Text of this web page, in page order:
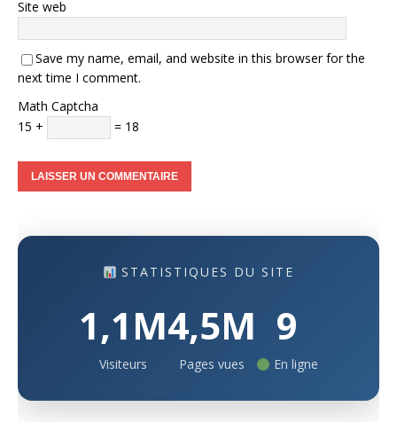
Site web
Save my name, email, and website in this browser for the
next time I comment.
Math Captcha
15 +
= 18
STATISTIQUES DU SITE
1,1M
Visiteurs
4,5M
Pages vues
9
En ligne